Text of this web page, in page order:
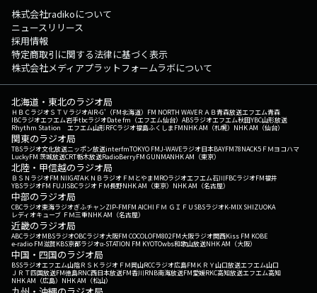
株式会社radikoについて
ニュースリリース
採用情報
特定商取引に関する法律に基づく表示
株式会社メディアプラットフォームラボについて
北海道・東北のラジオ局
ＨＢＣラジオＳＴＶラジオAIR-G'（FM北海道） FM NORTH WAVEＲＡＢ青森放送エフエム青森
IBCラジオエフエム岩手tbcラジオDate fm（エフエム仙台） ABSラジオエフエム秋田YBC山形放送
Rhythm Station エフエム山形RFCラジオ福島ふくしまFMNHK AM（札幌） NHK AM（仙台）
関東のラジオ局
TBSラジオ文化放送ニッポン放送interfmTOKYO FMJ-WAVEラジオ日本BAYFM78NACK5 ＦＭヨコハマ
LuckyFM 茨城放送CRT栃木放送RadioBerryFM GUNMANHK AM（東京）
北陸・甲信越のラジオ局
ＢＳＮラジオFM NIIGATAＫＮＢラジオ ＦＭとやまMROラジオエフエム石川FBCラジオFM福井
YBSラジオFM FUJISBCラジオ ＦＭ長野NHK AM（東京） NHK AM（名古屋）
中部のラジオ局
CBCラジオ東海ラジオぎふチャンZIP-FMFM AICHI ＦＭ ＧＩＦＵ SBSラジオK-MIX SHIZUOKA
レディオキューブ ＦＭ三重NHK AM（名古屋）
近畿のラジオ局
ABCラジオMBSラジオOBCラジオ大阪FM COCOLOFM802FM大阪ラジオ関西Kiss FM KOBE
e-radio FM滋賀KBS京都ラジオα-STATION FM KYOTOwbs和歌山放送NHK AM（大阪）
中国・四国のラジオ局
BSSラジオエフエム山陰ＲＳＫラジオ ＦＭ岡山RCCラジオ広島FM ＫＲＹ山口放送エフエム山口
ＪＲＴ四国放送FM徳島RNC西日本放送FM香川RNB南海放送FM愛媛RKC高知放送エフエム高知
NHK AM（広島） NHK AM（松山）